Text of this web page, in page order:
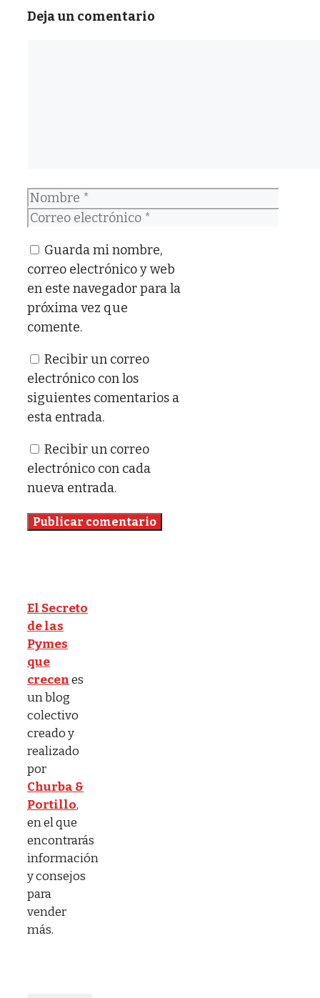
Deja un comentario
Nombre
Correo
Guarda mi nombre,
correo electrónico y web
en este navegador para la
próxima vez que
comente.
Recibir un correo
electrónico con los
siguientes comentarios a
esta entrada.
Recibir un correo
electrónico con cada
nueva entrada.
El Secreto
de las
Pymes
que
crecenes
un blog
colectivo
creado y
realizado
por
Churba &
Portillo,
en el que
encontrarás
información
y consejos
para
vender
más.